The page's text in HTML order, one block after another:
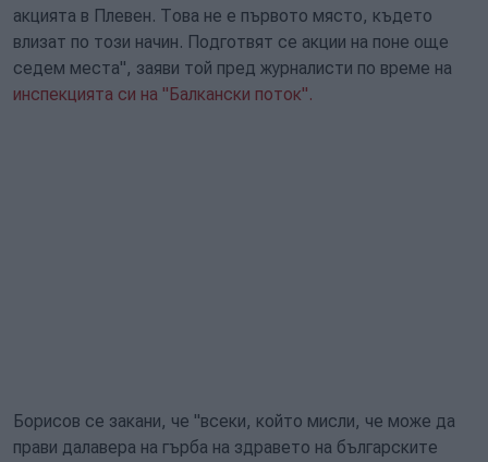
акцията в Плевен. Това не е първото място, където
влизат по този начин. Подготвят се акции на поне още
седем места", заяви той пред журналисти по време на
инспекцията си на "Балкански поток".
Борисов се закани, че "всеки, който мисли, че може да
прави далавера на гърба на здравето на българските